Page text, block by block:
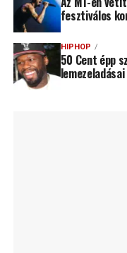
fesztiválos
HIPHOP
50 Cent épp